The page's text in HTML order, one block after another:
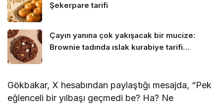
Şekerpare tarifi
Çayın yanına çok yakışacak bir mucize:
Brownie tadında ıslak kurabiye tarifi…
Gökbakar, X hesabından paylaştığı mesajda, “Pek
eğlenceli bir yılbaşı geçmedi be? Ha? Ne